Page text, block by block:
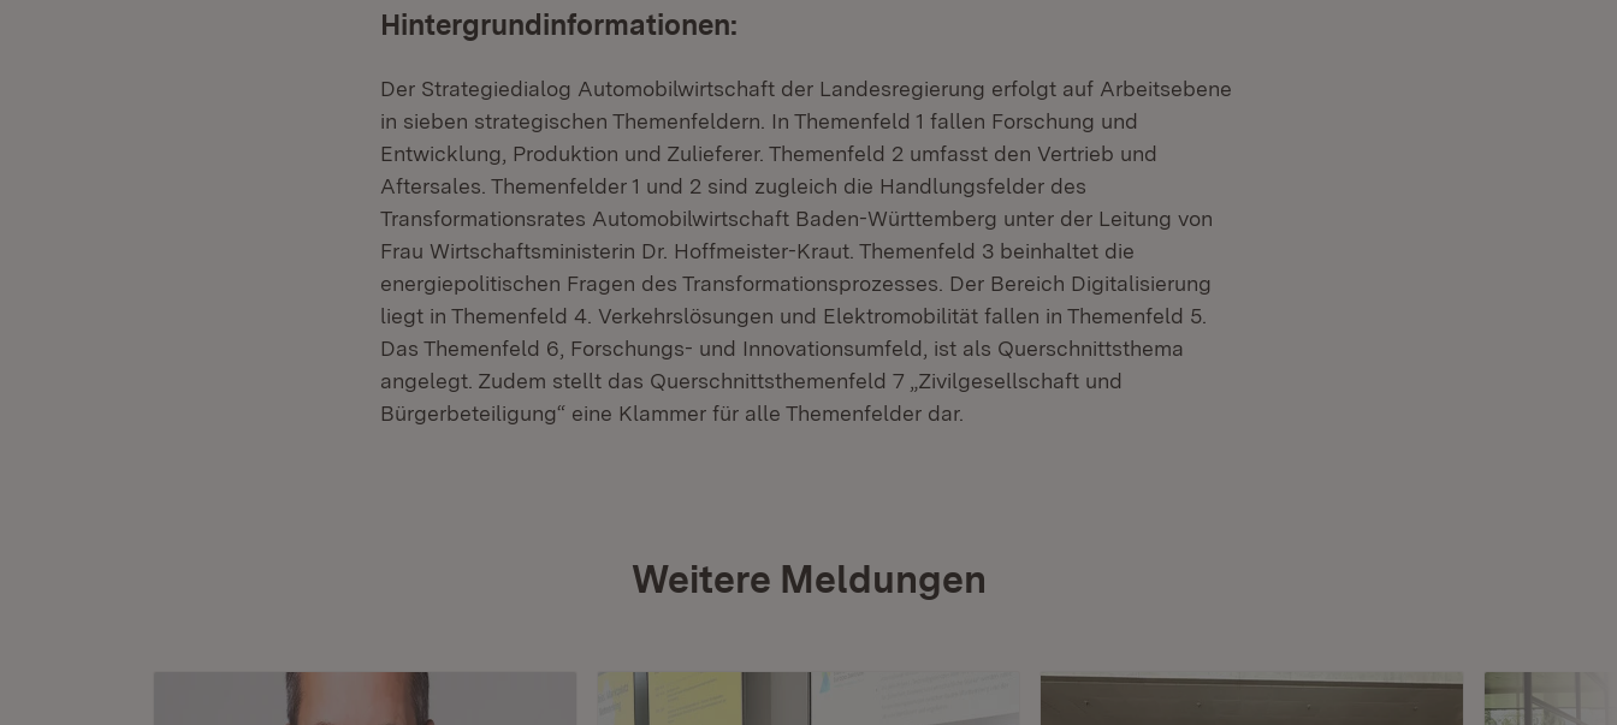
Hintergrundinformationen:
Der Strategiedialog Automobilwirtschaft der Landesregierung erfolgt auf Arbeitsebene
in sieben strategischen Themenfeldern. In Themenfeld 1 fallen Forschung und
Entwicklung, Produktion und Zulieferer. Themenfeld 2 umfasst den Vertrieb und
Aftersales. Themenfelder 1 und 2 sind zugleich die Handlungsfelder des
Transformationsrates Automobilwirtschaft Baden-Württemberg unter der Leitung von
Frau Wirtschaftsministerin Dr. Hoffmeister-Kraut. Themenfeld 3 beinhaltet die
energiepolitischen Fragen des Transformationsprozesses. Der Bereich Digitalisierung
liegt in Themenfeld 4. Verkehrslösungen und Elektromobilität fallen in Themenfeld 5.
Das Themenfeld 6, Forschungs- und Innovationsumfeld, ist als Querschnittsthema
angelegt. Zudem stellt das Querschnittsthemenfeld 7 „Zivilgesellschaft und
Bürgerbeteiligung“ eine Klammer für alle Themenfelder dar.
Weitere Meldungen